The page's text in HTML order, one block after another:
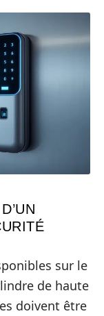
sur le
de haute
doivent être